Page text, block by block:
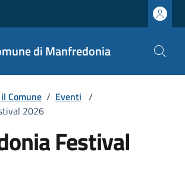
di Manfredonia
Comune / Eventi /
2026
Festival